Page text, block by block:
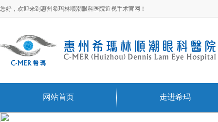
您好，欢迎来到惠州希玛林顺潮眼科医院近视手术官网！
网站首页 走进希玛